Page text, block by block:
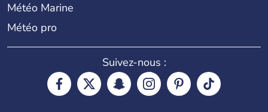
Météo Marine
Météo pro
Suivez-nous :